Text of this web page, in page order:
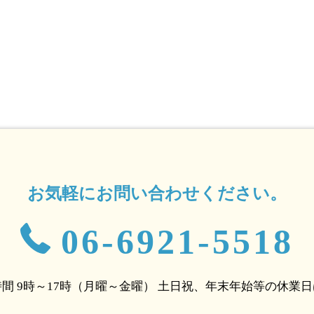
お気軽にお問い合わせください。
06-6921-5518
9時～17時（月曜～金曜） 土日祝、年末年始等の休業